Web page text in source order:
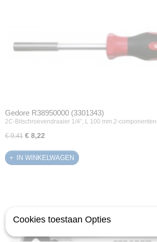
Gedore R38950000 (3301343)
2C-Bitschroevendraaier 1/4”, L 100 mm.2-
€ 9,41 € 8,22
IN WINKELWAGEN
Cookies toestaan Opties